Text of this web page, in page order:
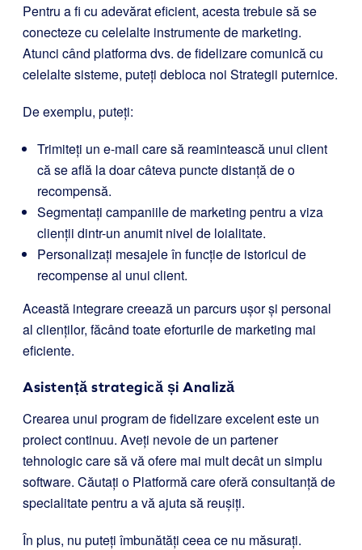
Pentru a fi cu adevărat eficient, acesta trebuie să se
conecteze cu celelalte instrumente de marketing.
Atunci când platforma dvs. de fidelizare comunică cu
celelalte sisteme, puteți debloca noi Strategii puternice.
De exemplu, puteți:
Trimiteți un e-mail care să reamintească unui client
că se află la doar câteva puncte distanță de o
recompensă.
Segmentați campaniile de marketing pentru a viza
clienții dintr-un anumit nivel de loialitate.
Personalizați mesajele în funcție de istoricul de
recompense al unui client.
Această integrare creează un parcurs ușor și personal
al clienților, făcând toate eforturile de marketing mai
eficiente.
Asistență strategică și Analiză
Crearea unui program de fidelizare excelent este un
proiect continuu. Aveți nevoie de un partener
tehnologic care să vă ofere mai mult decât un simplu
software. Căutați o Platformă care oferă consultanță de
specialitate pentru a vă ajuta să reușiți.
În plus, nu puteți îmbunătăți ceea ce nu măsurați.